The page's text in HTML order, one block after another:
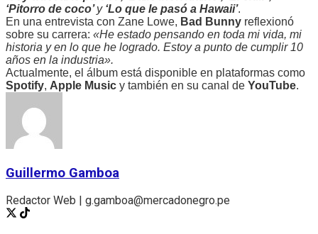
‘Pitorro de coco’y‘Lo que le pasó a Hawaii’.
En una entrevista con Zane Lowe, Bad Bunny reflexionó
sobre su carrera: «He estado pensando en toda mi vida, mi
historia y en lo que he logrado. Estoy a punto de cumplir 10
años en la industria».
Actualmente, el álbum está disponible en plataformas como
Spotify, Apple Music y también en su canal de YouTube.
Guillermo Gamboa
Redactor Web | g.gamboa@mercadonegro.pe